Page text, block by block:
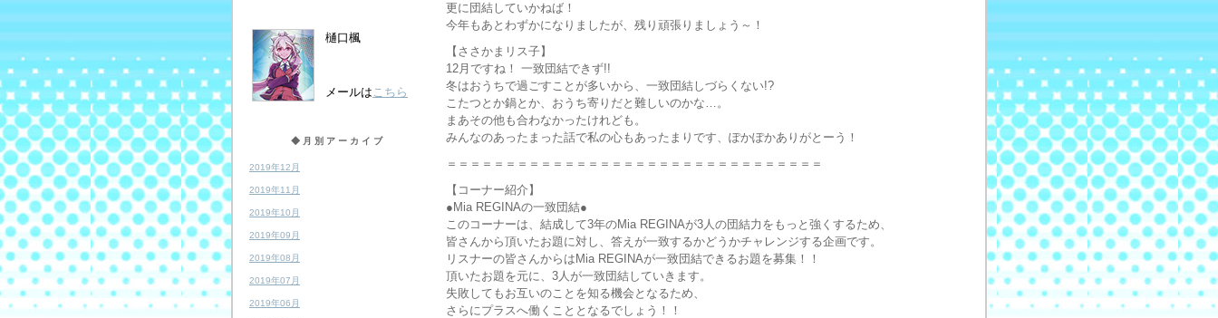
樋口楓
メールはこちら
◆月別アーカイブ
2019年12月
2019年11月
2019年10月
2019年09月
2019年08月
2019年07月
2019年06月
更に団結していかねば！
今年もあとわずかになりましたが、残り頑張りましょう～！
【ささかまリス子】
12月ですね！ 一致団結できず!!
冬はおうちで過ごすことが多いから、一致団結しづらくない!?
こたつとか鍋とか、おうち寄りだと難しいのかな…。
まあその他も合わなかったけれども。
みんなのあったまった話で私の心もあったまりです、ぽかぽかありがとーう！
＝＝＝＝＝＝＝＝＝＝＝＝＝＝＝＝＝＝＝＝＝＝＝＝＝＝＝＝＝＝＝＝
【コーナー紹介】
●Mia REGINAの一致団結●
このコーナーは、結成して3年のMia REGINAが3人の団結力をもっと強くするため、
皆さんから頂いたお題に対し、答えが一致するかどうかチャレンジする企画です。
リスナーの皆さんからはMia REGINAが一致団結できるお題を募集！！
頂いたお題を元に、3人が一致団結していきます。
失敗してもお互いのことを知る機会となるため、
さらにプラスへ働くこととなるでしょう！！